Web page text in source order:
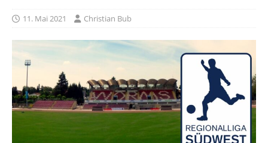
11. Mai 2021 Christian Bub